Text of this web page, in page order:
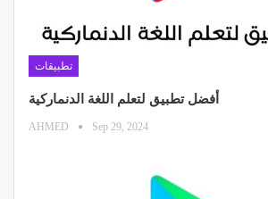
تطبيقات
أفضل تطبيق لتعلم اللغة الدنماركية
AHMED Sep 29, 2024